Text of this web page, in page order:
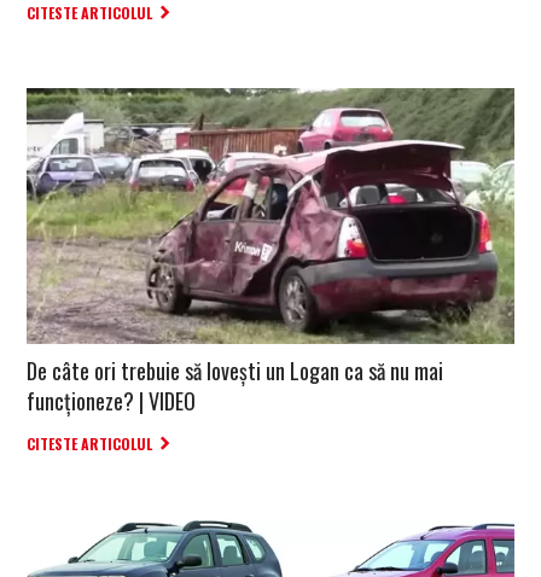
CITESTE ARTICOLUL
De câte ori trebuie să lovești un Logan ca să nu mai
funcționeze? | VIDEO
CITESTE ARTICOLUL